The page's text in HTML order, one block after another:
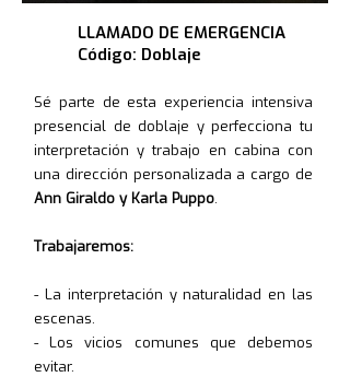
LLAMADO DE EMERGENCIA
Código: Doblaje
Sé parte de esta experiencia intensiva
presencial de doblaje y perfecciona tu
interpretación y trabajo en cabina con
una dirección personalizada a cargo de
Ann Giraldo y Karla Puppo.
Trabajaremos:
- La interpretación y naturalidad en las
escenas.
- Los vicios comunes que debemos
evitar.